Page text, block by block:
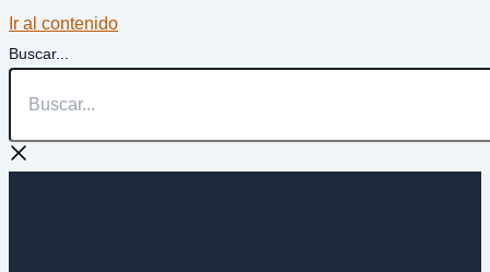
Ir al contenido
Buscar...